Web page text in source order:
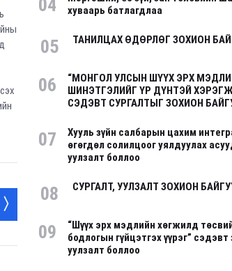
04
хуваарь батлагдлаа
05 ТАНИЛЦАХ ӨДӨРЛӨГ ЗОХИОН
06
“МОНГОЛ УЛСЫН ШҮҮХ ЭРХ
ШИНЭТГЭЛИЙГ ҮР ДҮНТЭЙ
СЭДЭВТ СУРГАЛТЫГ ЗОХИОН
07
Хууль зүйн салбарын цахим
өгөгдөл солилцоог уялдуулах
уулзалт боллоо
08 СУРГАЛТ, УУЛЗАЛТ ЗОХИОН
09
“Шүүх эрх мэдлийн хөгжилд
бодлогын гүйцэтгэх үүрэг”
уулзалт боллоо